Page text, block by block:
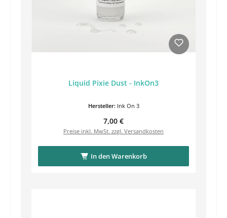
Liquid Pixie Dust - InkOn3
Hersteller: Ink On 3
Regulärer Preis:
7,00 €
Preise inkl. MwSt. zzgl. Versandkosten
In den Warenkorb